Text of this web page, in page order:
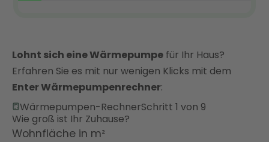
Lohnt sich eine Wärmepumpe für Ihr Haus?
Erfahren Sie es mit nur wenigen Klicks mit dem
Enter Wärmepumpenrechner:
Wärmepumpen-RechnerSchritt 1 von 9
Wie groß ist Ihr Zuhause?
Wohnfläche in m²